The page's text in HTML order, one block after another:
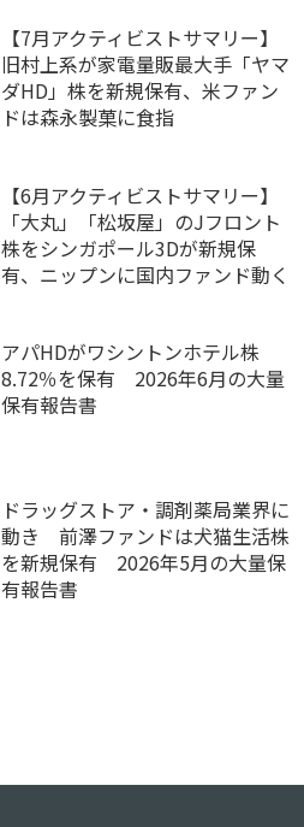
【7月アクティビストサマリー】
旧村上系が家電量販最大手「ヤマ
ダHD」株を新規保有、米ファン
ドは森永製菓に食指
【6月アクティビストサマリー】
「大丸」「松坂屋」のJフロント
株をシンガポール3Dが新規保
有、ニップンに国内ファンド動く
アパHDがワシントンホテル株
8.72％を保有 2026年6月の大量
保有報告書
ドラッグストア・調剤薬局業界に
動き 前澤ファンドは犬猫生活株
を新規保有 2026年5月の大量保
有報告書